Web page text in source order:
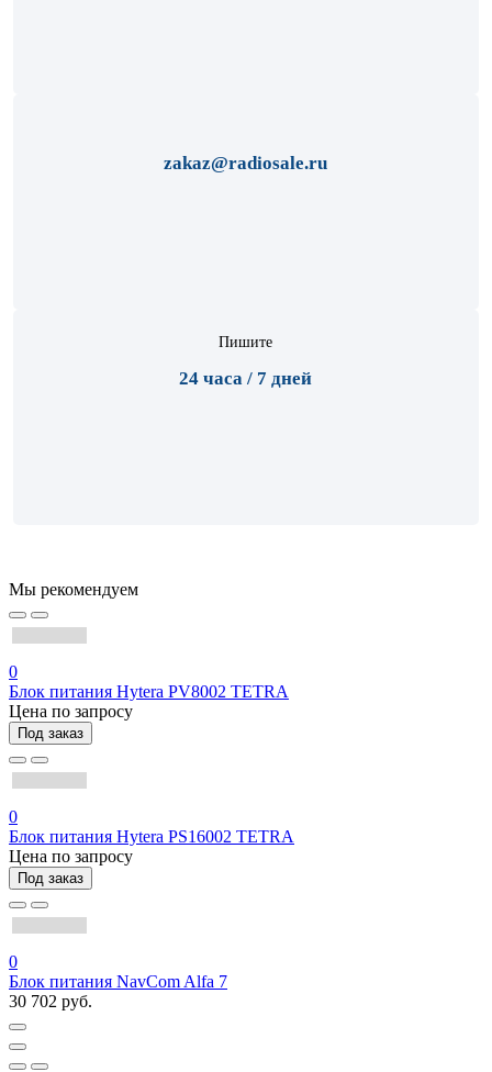
zakaz@radiosale.ru
Пишите
24 часа / 7 дней
Мы рекомендуем
0
Блок питания Hytera PV8002 TETRA
Цена по запросу
Под заказ
0
Блок питания Hytera PS16002 TETRA
Цена по запросу
Под заказ
0
Блок питания NavCom Alfa 7
30 702 руб.